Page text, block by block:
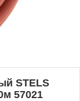
STELS
57021